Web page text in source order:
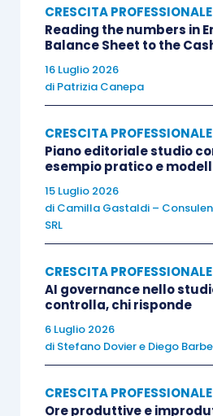
professionali che
analizzare e
caratteristiche
mettersi
gli altri
affrontare e gestire
situazioni e i problemi
quello di sviluppare tali
attività quali l’outdoor training
team experiences
dove le capacità tecniche
eccellente, diventa
CRESCITA PROFESSIONALE
Reading the numbers in
Balance Sheet to the
16 Luglio 2026
di Patrizia Canepa
CRESCITA PROFESSIONALE
Piano editoriale studio
esempio pratico e
15 Luglio 2026
di Camilla Gastaldi –
SRL
CRESCITA PROFESSIONALE
AI governance nello
controlla, chi risponde
6 Luglio 2026
di Stefano Doviere Diego
CRESCITA PROFESSIONALE
Ore produttive e